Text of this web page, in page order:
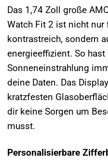
Das 1,74 Zoll große
Watch Fit 2 ist nicht nur
kontrastreich, sondern
energieeffizient. So
Sonneneinstrahlung
deine Daten. Das
kratzfesten
dir keine Sorgen um
musst.
Personalisierbare